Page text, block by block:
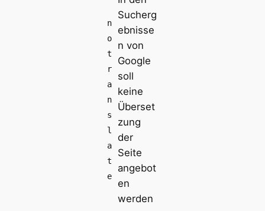
n
o
t
r
a
n
s
l
a
t
e
Sucherg
ebnisse
n von
Google
soll
keine
Überset
zung
der
Seite
angebot
en
werden